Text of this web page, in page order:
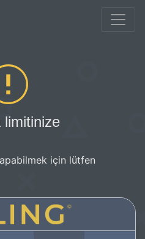
limitinize
için lütfen